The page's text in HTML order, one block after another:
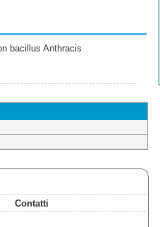
bacillus Anthracis
Contatti